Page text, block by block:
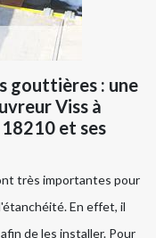
gouttières : une
Viss à
18210 et ses
très importantes pour
En effet, il
de les installer. Pour